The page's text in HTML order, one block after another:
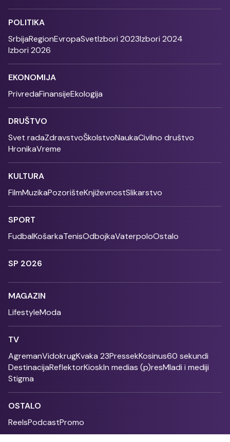
POLITIKA
SrbijaRegionEvropaSvetIzbori 2023Izbori 2024
Izbori 2026
EKONOMIJA
PrivredaFinansijeEkologija
DRUŠTVO
Svet radaZdravstvoŠkolstvoNaukaCivilno društvo
HronikaVreme
KULTURA
FilmMuzikaPozorišteKnjiževnostSlikarstvo
SPORT
FudbalKošarkaTenisOdbojkaVaterpoloOstalo
SP 2026
MAGAZIN
LifestyleModa
TV
AgremanVidokrugKvaka 23PressekKosinus60 sekundi
DestinacijaReflektorKioskIn medias (p)resMladi i mediji
Stigma
OSTALO
ReelsPodcastPromo